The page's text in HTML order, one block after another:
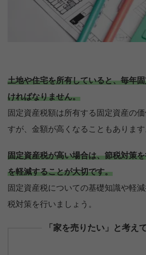
土地や住宅を所有していると、毎年
ければなりません。
固定資産税額は所有する固定資産の
すが、金額が高くなることもあります
固定資産税が高い場合は、節税対策
を軽減することが大切です。
固定資産税についての基礎知識や軽
税対策を行いましょう。
「家を売りたい」と考え